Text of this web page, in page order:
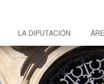
LA DIPUTACIÓN